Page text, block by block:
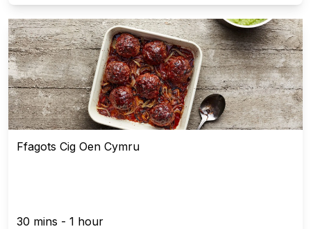
Ffagots Cig Oen Cymru
30 mins - 1 hour